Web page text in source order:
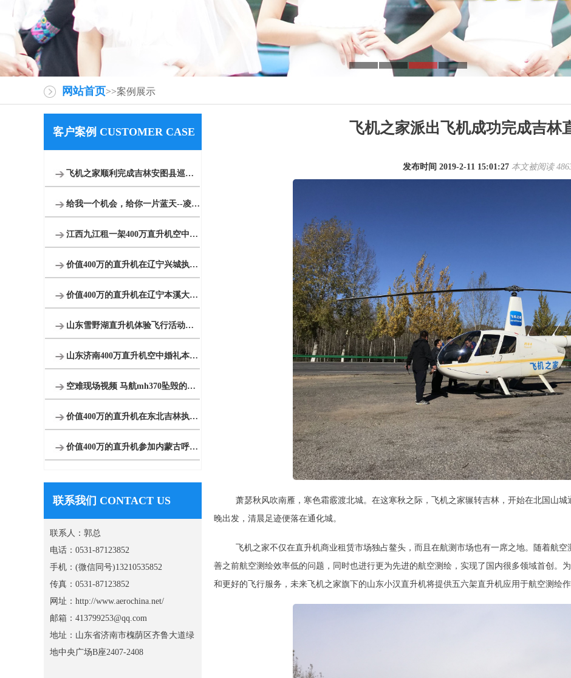
1 2 3 4
网站首页>>案例展示
客户案例 CUSTOMER CASE
飞机之家顺利完成吉林安图县巡查任务
给我一个机会，给你一片蓝天--凌音飞机
江西九江租一架400万直升机空中婚礼
价值400万的直升机在辽宁兴城执行巡查任务
价值400万的直升机在辽宁本溪大雅河执行巡查任务
山东雪野湖直升机体验飞行活动开启
山东济南400万直升机空中婚礼本月新的一场即将开始
空难现场视频 马航mh370坠毁的原因 马航空难黑匣子录音
价值400万的直升机在东北吉林执行巡查任务
价值400万的直升机参加内蒙古呼伦贝尔静展活动
联系我们 CONTACT US
联系人：郭总
电话：0531-87123852
手机：(微信同号)13210535852
传真：0531-87123852
网址：http://www.aerochina.net/
邮箱：413799253@qq.com
地址：山东省济南市槐荫区齐鲁大道绿
地中央广场B座2407-2408
飞机之家派出飞机成功完成吉林
发布时间 2019-2-11 15:01:27 本文被阅读
萧瑟秋风吹南雁，寒色霜霰渡北城。在这寒秋之际，飞机之家辗转吉林，开始在北国山
晚出发，清晨足迹便落在通化城。
飞机之家不仅在直升机商业租赁市场独占鳌头，而且在航测市场也有一席之地。随着航
善之前航空测绘效率低的问题，同时也进行更为先进的航空测绘，实现了国内很多领域首创。
和更好的飞行服务，未来飞机之家旗下的山东小汉直升机将提供五六架直升机应用于航空测绘作